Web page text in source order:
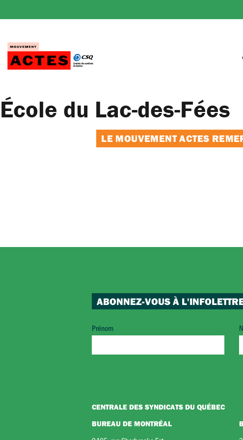
au
École du Lac-des-Fées
LE MOUVEMENT ACTES
ABONNEZ-VOUS À
Prénom
CENTRALE DES SYNDICATS DU QUÉBEC
BUREAU DE MONTRÉAL